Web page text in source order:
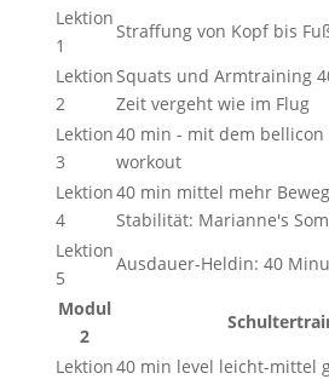
Lektion
1
Straffung von Kopf bis
Lektion
2
Squats und Armtraining
Zeit vergeht wie im Flug
Lektion
3
40 min - mit dem bellicon
workout
Lektion
4
40 min mittel mehr
Stabilität: Marianne's
Lektion
5
Ausdauer-Heldin: 40
Modul
2
Lektion40 min level leicht-mittel